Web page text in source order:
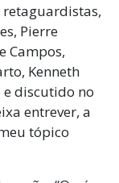
retaguardistas,
Pierre
Campos,
Kenneth
discutido no
entrever, a
tópico